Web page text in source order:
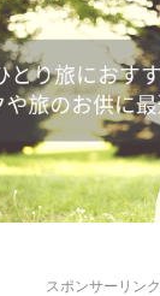
スポンサーリンク